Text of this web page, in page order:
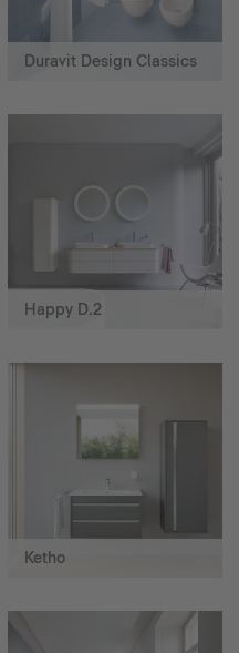
Duravit Design Classics
Happy D.2
Ketho